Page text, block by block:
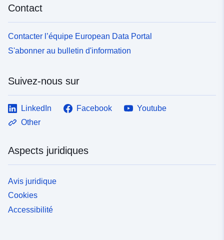
Contact
Contacter l’équipe European Data Portal
S'abonner au bulletin d'information
Suivez-nous sur
LinkedIn Facebook
Youtube
Other
Aspects juridiques
Avis juridique
Cookies
Accessibilité